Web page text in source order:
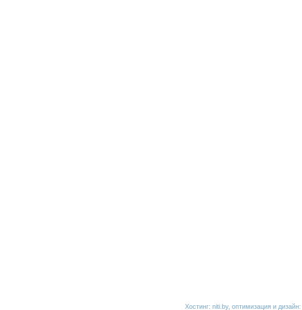
Хостинг: niti.by, оптимизация и дизайн: